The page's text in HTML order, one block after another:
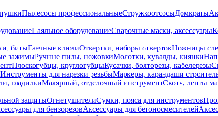
Пылесосы профессиональныеСтружкоотсосыДомкраты
Паяльное оборудованиеСварочные маски, аксессуары
битыГаечные ключиОтвертки, наборы отвертокНожницы
зажимыРучные пилы, ножовкиМолотки, кувалды, киянки
Плоскогубцы, круглогубцыКусачки, болторезы, кабелерезы
Инструменты для нарезки резьбыМаркеры, карандаши
гладилкиМалярный, отделочный инструментСкотч, ленты
защитыОгнетушителиСумки, пояса для инструментов
для бензорезовАксессуары для бетоносмесителей